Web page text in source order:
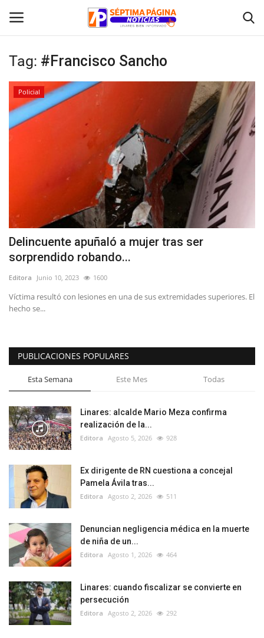
Inicio
Crónica
Deporte
Política
Espectáculos
Tag: #Francisco Sancho
Policial
Delincuente apuñaló a mujer tras ser
sorprendido robando...
Editora Junio 10, 2023 1600
Víctima resultó con lesiones en una de sus extremidades superiores. El
hecho se...
PUBLICACIONES POPULARES
Esta Semana Este Mes Todas
Linares: alcalde Mario Meza confirma
realización de la...
Editora Agosto 5, 2026 928
Ex dirigente de RN cuestiona a concejal
Pamela Ávila tras...
Editora Agosto 2, 2026 511
Denuncian negligencia médica en la muerte
de niña de un...
Editora Agosto 1, 2026 464
Linares: cuando fiscalizar se convierte en
persecución
Editora Agosto 2, 2026 292